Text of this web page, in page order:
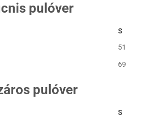
pulóver
S
51
69
pulóver
S